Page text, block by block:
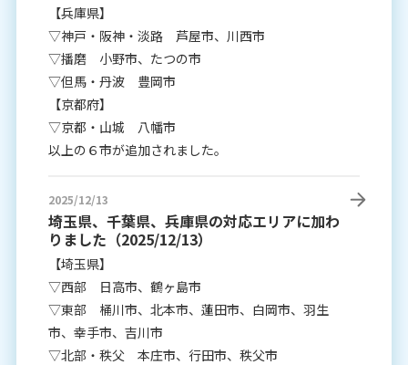
【兵庫県】
▽神戸・阪神・淡路 芦屋市、川西市
▽播磨 小野市、たつの市
▽但馬・丹波 豊岡市
【京都府】
▽京都・山城 八幡市
以上の６市が追加されました。
2025/12/13
埼玉県、千葉県、兵庫県の対応エリアに加わ
りました（2025/12/13）
【埼玉県】
▽西部 日高市、鶴ヶ島市
▽東部 桶川市、北本市、蓮田市、白岡市、羽生
市、幸手市、吉川市
▽北部・秩父 本庄市、行田市、秩父市